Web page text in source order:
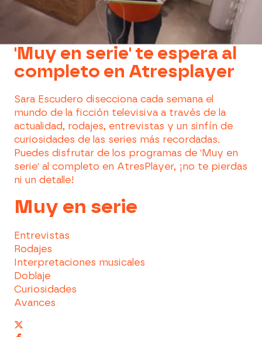
'Muy en serie' te espera al
completo en Atresplayer
Sara Escudero disecciona cada semana el
mundo de la ficción televisiva a través de la
actualidad, rodajes, entrevistas y un sinfín de
curiosidades de las series más recordadas.
Puedes disfrutar de los programas de 'Muy en
serie' al completo en AtresPlayer, ¡no te pierdas
ni un detalle!
Muy en serie
Entrevistas
Rodajes
Interpretaciones musicales
Doblaje
Curiosidades
Avances